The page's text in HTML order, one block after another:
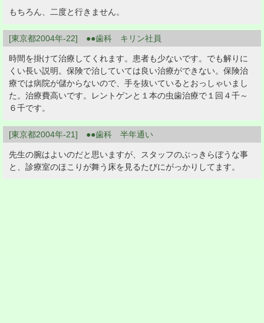
もちろん、二度と行きません。
[東京都2004年-22] ●●歯科 キリン社員
時間を掛けて治療してくれます。患者も少ないです。でも解りに
くい長い説明。保険で治していては良い治療ができない。保険治
療では病院が儲からないので、手を抜いているとおっしゃいまし
た。治療費高いです。レントゲンと１本の虫歯治療で１回４千～
６千です。
[東京都2004年-21] ●●歯科 半年通い
先生の腕はよいのだと思いますが、スタッフのぶっきらぼうな事
と、診療室のほこりが舞う床を見るたびにがっかりしてます。